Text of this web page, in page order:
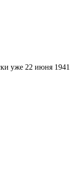
уже 22 июня 1941